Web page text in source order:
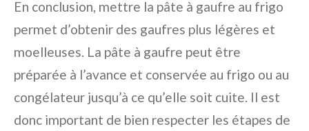
En conclusion, mettre la pâte à gaufre au frigo
permet d’obtenir des gaufres plus légères et
moelleuses. La pâte à gaufre peut être
préparée à l’avance et conservée au frigo ou au
congélateur jusqu’à ce qu’elle soit cuite. Il est
donc important de bien respecter les étapes de